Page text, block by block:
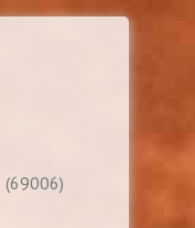
(69006)